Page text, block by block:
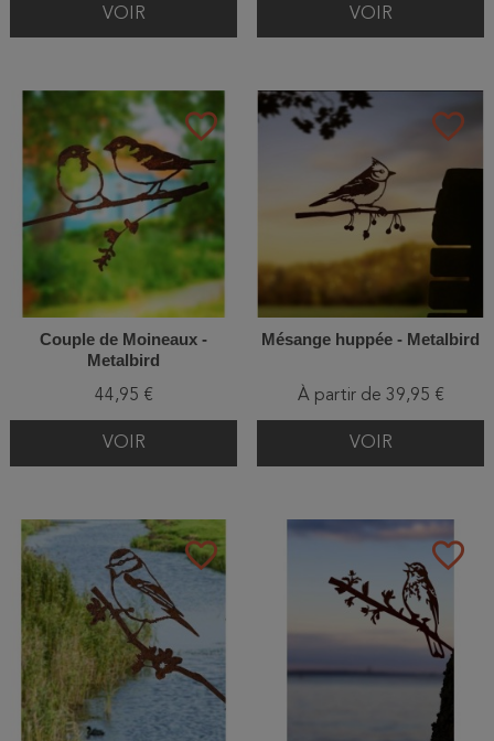
VOIR VOIR
favorite_border
Couple de Moineaux -
Metalbird
44,95 €
VOIR
favorite_border
Mésange huppée - Metalbird
À partir de 39,95 €
VOIR
favorite_border favorite_border